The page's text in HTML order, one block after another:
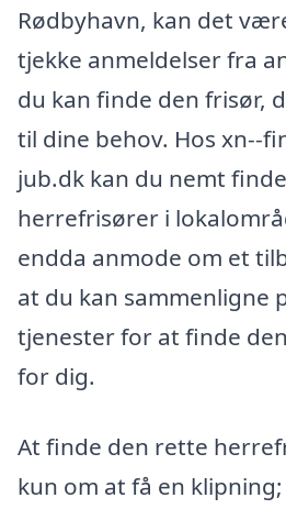
Rødbyhavn, kan det
tjekke anmeldelser fra
du kan finde den frisør,
til dine behov. Hos xn--
jub.dk kan du nemt
herrefrisører i
endda anmode om et
at du kan sammenligne
tjenester for at finde
for dig.
At finde den rette
kun om at få en